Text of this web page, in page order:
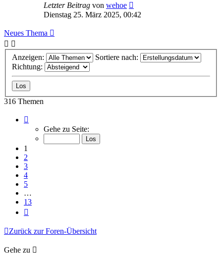
Letzter Beitrag von wehoe
Dienstag 25. März 2025, 00:42
Neues Thema
Anzeigen:
Sortiere nach:
Richtung:
316 Themen
von
Gehe zu Seite:
1
2
3
4
5
…
13
Zurück zur Foren-Übersicht
Gehe zu